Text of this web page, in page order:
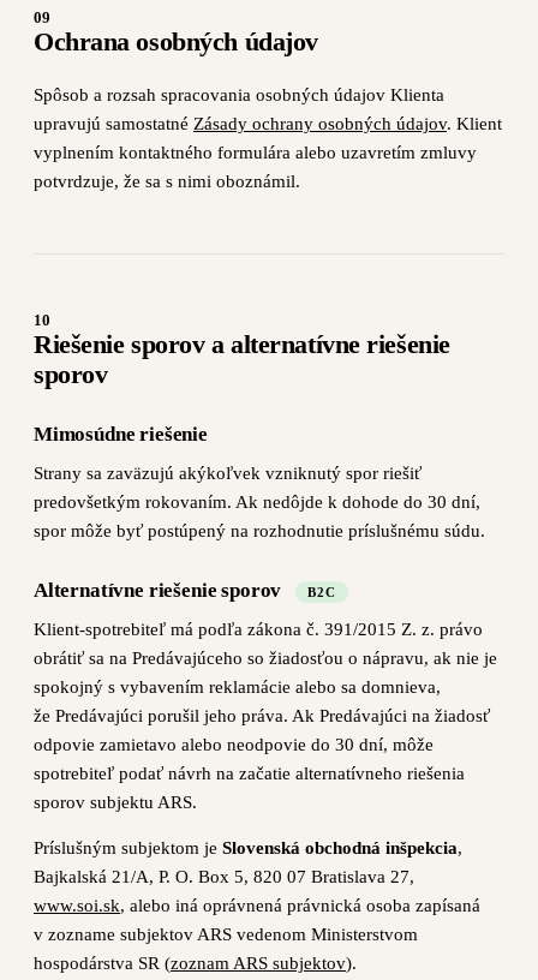
09
Ochrana osobných údajov
Spôsob a rozsah spracovania osobných údajov Klienta
upravujú samostatné Zásady ochrany osobných údajov. Klient
vyplnením kontaktného formulára alebo uzavretím zmluvy
potvrdzuje, že sa s nimi oboznámil.
10
Riešenie sporov a alternatívne riešenie
sporov
Mimosúdne riešenie
Strany sa zaväzujú akýkoľvek vzniknutý spor riešiť
predovšetkým rokovaním. Ak nedôjde k dohode do 30 dní,
spor môže byť postúpený na rozhodnutie príslušnému súdu.
Alternatívne riešenie sporov B2C
Klient-spotrebiteľ má podľa zákona č. 391/2015 Z. z. právo
obrátiť sa na Predávajúceho so žiadosťou o nápravu, ak nie je
spokojný s vybavením reklamácie alebo sa domnieva,
že Predávajúci porušil jeho práva. Ak Predávajúci na žiadosť
odpovie zamietavo alebo neodpovie do 30 dní, môže
spotrebiteľ podať návrh na začatie alternatívneho riešenia
sporov subjektu ARS.
Príslušným subjektom je Slovenská obchodná inšpekcia,
Bajkalská 21/A, P. O. Box 5, 820 07 Bratislava 27,
www.soi.sk, alebo iná oprávnená právnická osoba zapísaná
v zozname subjektov ARS vedenom Ministerstvom
hospodárstva SR (zoznam ARS subjektov).